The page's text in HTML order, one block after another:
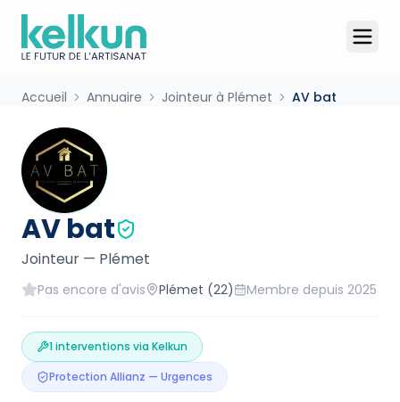
Accueil Annuaire Jointeur à Plémet AV bat
AV bat
Jointeur — Plémet
Pas encore d'avis Plémet (22) Membre depuis 2025
1interventions via Kelkun
Protection Allianz — Urgences